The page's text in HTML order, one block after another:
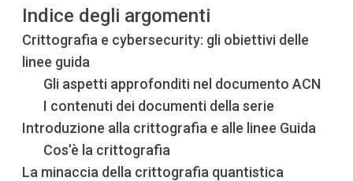
Indice degli argomenti
Crittografia e cybersecurity: gli obiettivi delle
linee guida
Gli aspetti approfonditi nel documento ACN
I contenuti dei documenti della serie
Introduzione alla crittografia e alle linee Guida
Cos’è la crittografia
La minaccia della crittografia quantistica